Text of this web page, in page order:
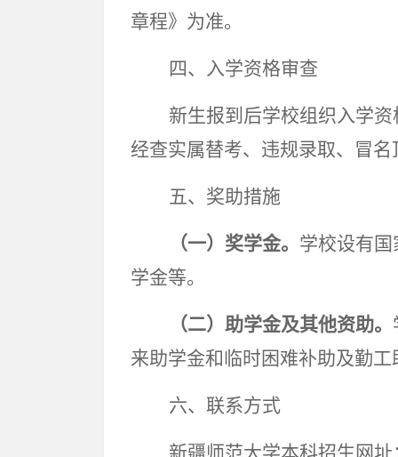
章程》为准。
四、入学资格审查
新生报到后学校组织入学
经查实属替考、违规录取、冒
五、奖助措施
（一）奖学金。 学校设有
学金等。
（二）助学金及其他资助。
来助学金和临时困难补助及勤工
六、联系方式